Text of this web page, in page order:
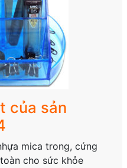
của sản
mica trong, cứng
cho sức khỏe